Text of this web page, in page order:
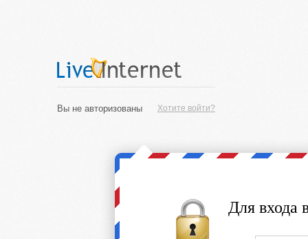
Хотите войти?
Вы не авторизованы
Для входа